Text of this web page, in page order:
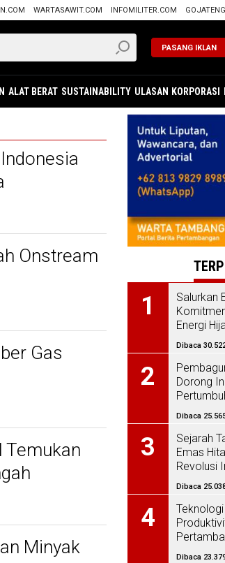
WARTASAWIT.COM INFOMILITER.COM
PASANG IKLAN
ALAT BERAT SUSTAINABILITY ULASAN KORPORASI
Onstream
Gas
Temukan
Minyak
1
Salurkan
Energi
Indonesia
Dibaca
2
Dorong
Dibaca
3
Sejarah
Emas
Revolusi
Dibaca
4
Dibaca